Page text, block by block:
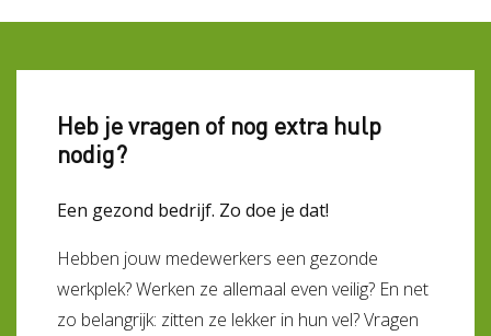
Heb je vragen of nog extra hulp
nodig?
Een gezond bedrijf. Zo doe je dat!
Hebben jouw medewerkers een gezonde
werkplek? Werken ze allemaal even veilig? En net
zo belangrijk: zitten ze lekker in hun vel? Vragen